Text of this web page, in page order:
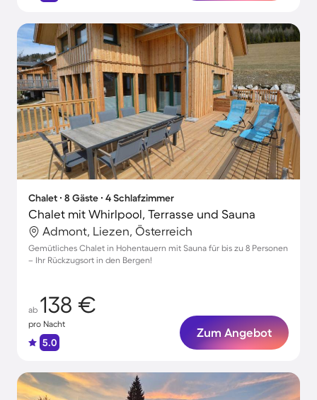
Chalet ∙ 8 Gäste ∙ 4 Schlafzimmer
Chalet mit Whirlpool, Terrasse und Sauna
Admont, Liezen, Österreich
Gemütliches Chalet in Hohentauern mit Sauna für bis zu 8 Personen
– Ihr Rückzugsort in den Bergen!
ab 138 €
pro Nacht
5.0
Zum Angebot